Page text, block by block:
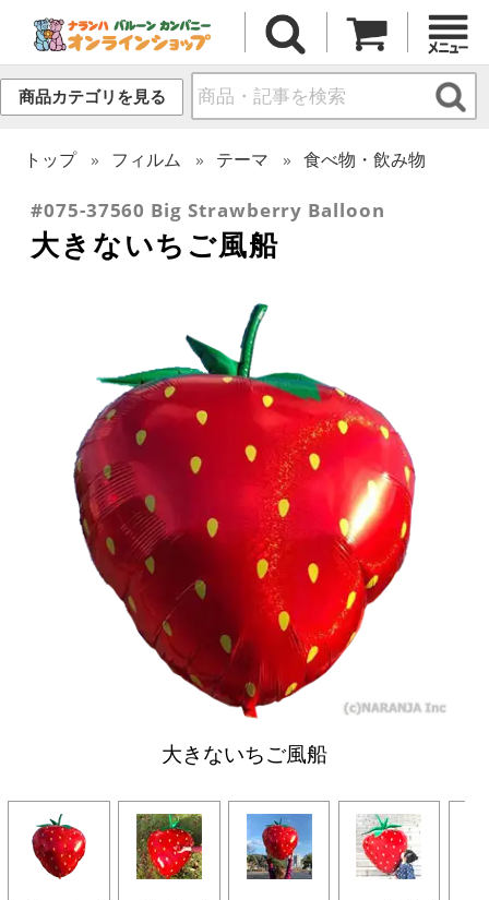
商品カテゴリを見る
トップ フィルム テーマ 食べ物・飲み物
#075-37560 Big Strawberry Balloon
大きないちご風船
大きないちご風船